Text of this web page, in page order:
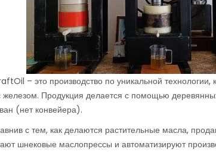
– это производство по уникальной технологии,
железом. Продукция делается с помощью
(нет конвейера).
с тем, как делаются растительные масла,
шнековые маслопрессы и автоматизируют